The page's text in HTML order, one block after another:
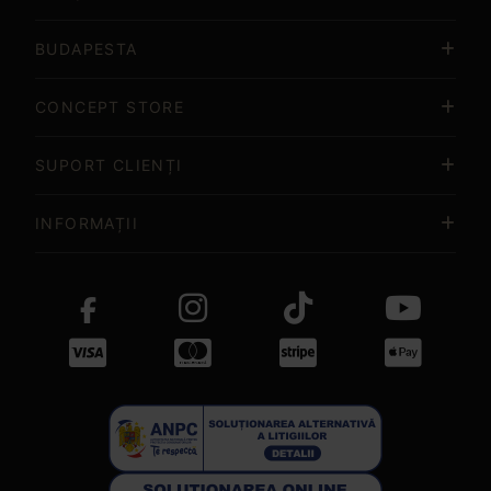
BUDAPESTA
CONCEPT STORE
SUPORT CLIENȚI
INFORMAȚII